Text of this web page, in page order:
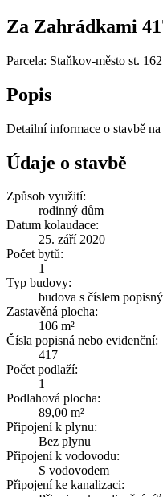
Za Zahrádkami
Parcela: Staňkov-město st.
Popis
Detailní informace o stavbě
Údaje o stavbě
Způsob využití:
rodinný dům
Datum kolaudace:
25. září 2020
Počet bytů:
1
Typ budovy:
budova s číslem
Zastavěná plocha:
106 m²
Čísla popisná nebo evidenční:
417
Počet podlaží:
1
Podlahová plocha:
89,00 m²
Připojení k plynu:
Bez plynu
Připojení k vodovodu:
S vodovodem
Připojení ke kanalizaci: